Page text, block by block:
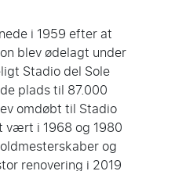
i 1959 efter at
blev ødelagt under
Stadio del Sole
plads til 87.000
omdøbt til Stadio
vært i 1968 og 1980
og
renovering i 2019